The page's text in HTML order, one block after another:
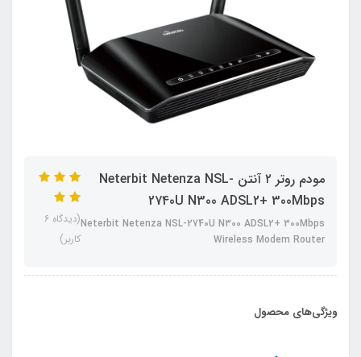
مودم روتر ۲ آنتن Neterbit Netenza NSL-
2740U N300 ADSL2+ 300Mbps
Neterbit Netenza NSL-2740U N300 ADSL2+ 300Mbps
Wireless Modem Router
(دیدگاه 6
کاربر)
ویژگی‌های محصول